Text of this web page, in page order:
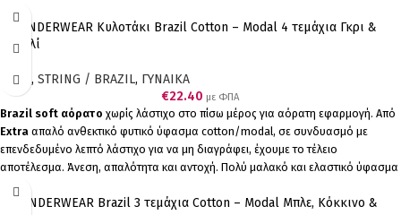
AA-UNDERWEAR Κυλοτάκι Brazil Cotton – Modal 4 τεμάχια Γκρι &
Κοραλί
Σλίπς , STRING / BRAZIL, ΓΥΝΑΙΚΑ
€22.40 με ΦΠΑ
Brazil soft αόρατο χωρίς λάστιχο στο πίσω μέρος για αόρατη εφαρμογή. Από
Extra απαλό ανθεκτικό φυτικό ύφασμα cotton/modal, σε συνδυασμό με
επενδεδυμένο λεπτό λάστιχο για να μη διαγράφει, έχουμε το τέλειο
αποτέλεσμα. Άνεση, απαλότητα και αντοχή. Πολύ μαλακό και ελαστικό ύφασμα
cotton/modal. Ελληνικό Προϊόν Παραγωγής μας Συσκευασία τεσσάρων
τεμαχίων (2 Κοραλί 2 Γκρί)
A.A UNDERWEAR Brazil 3 τεμάχια Cotton – Modal Μπλε, Κόκκινο &